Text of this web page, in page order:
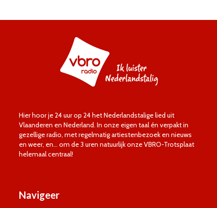
Hier hoor je 24 uur op 24 het Nederlandstalige lied uit
Vlaanderen en Nederland. In onze eigen taal én verpakt in
gezellige radio, met regelmatig artiestenbezoek en nieuws
en weer, en… om de 3 uren natuurlijk onze VBRO-Trotsplaat
helemaal centraal!
Navigeer